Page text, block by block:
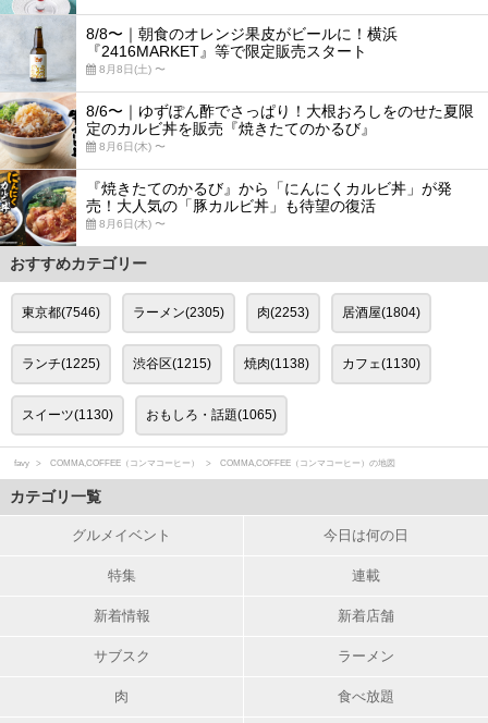
8/8〜｜朝食のオレンジ果皮がビールに！横浜
『2416MARKET』等で限定販売スタート
8月8日(土) 〜
8/6〜｜ゆずぽん酢でさっぱり！大根おろしをのせた夏限
定のカルビ丼を販売『焼きたてのかるび』
8月6日(木) 〜
『焼きたてのかるび』から「にんにくカルビ丼」が発
売！大人気の「豚カルビ丼」も待望の復活
8月6日(木) 〜
おすすめカテゴリー
東京都(7546) ラーメン(2305) 肉(2253) 居酒屋(1804)
ランチ(1225) 渋谷区(1215) 焼肉(1138) カフェ(1130)
スイーツ(1130) おもしろ・話題(1065)
favy COMMA,COFFEE（コンマコーヒー） COMMA,COFFEE（コンマコーヒー）の地図
カテゴリ一覧
グルメイベント 今日は何の日
特集 連載
新着情報 新着店舗
サブスク ラーメン
肉 食べ放題